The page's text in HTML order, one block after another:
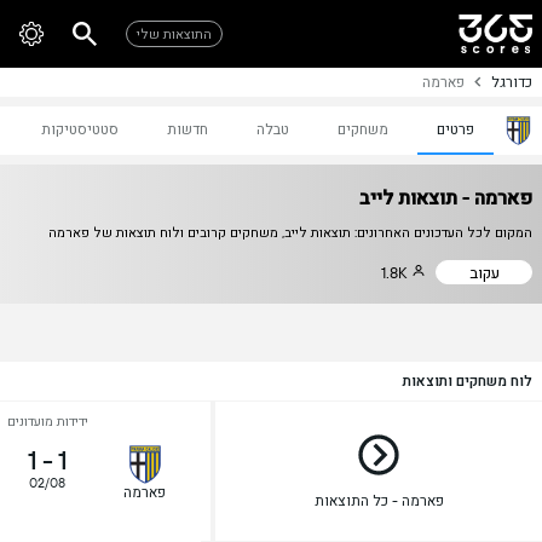
התוצאות שלי
כדורגל פארמה
פרטים משחקים טבלה חדשות סטטיסטיקות
פארמה - תוצאות לייב
המקום לכל העדכונים האחרונים: תוצאות לייב, משחקים קרובים ולוח תוצאות של פארמה
עקוב 1.8K
לוח משחקים ותוצאות
פארמה - כל התוצאות
ידידות מועדונים
פארמה
1
-
1
02/08